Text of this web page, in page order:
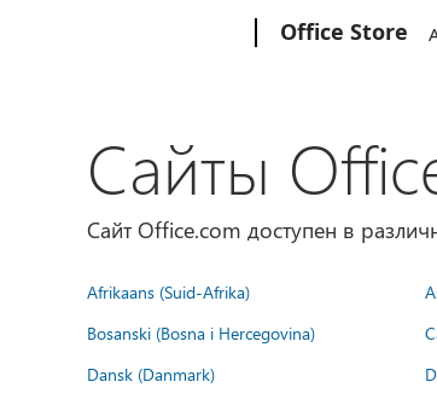
Office Store
Сайты
Сайт Office.com доступен в
Afrikaans (Suid-Afrika)
Bosanski (Bosna i Hercegovina)
Dansk (Danmark)